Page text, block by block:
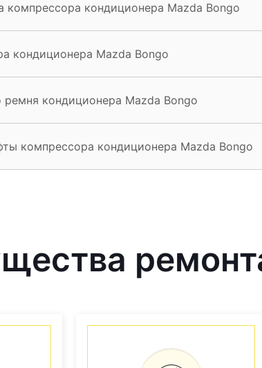
компрессора кондиционера Mazda Bongo
кондиционера Mazda Bongo
ремня кондиционера Mazda Bongo
компрессора кондиционера Mazda Bongo